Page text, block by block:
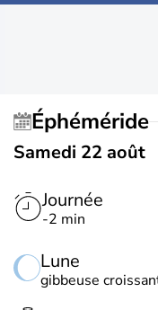
Éphéméride
Samedi 22 août
Journée
-2 min
Lune
gibbeuse